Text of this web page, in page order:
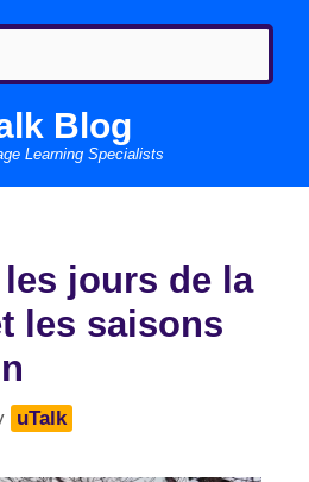
Blog
Learning Specialists
jours de la
les saisons
uTalk